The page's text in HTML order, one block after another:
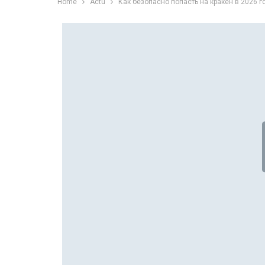
Home Actu Как безопасно попасть на кракен в 2026